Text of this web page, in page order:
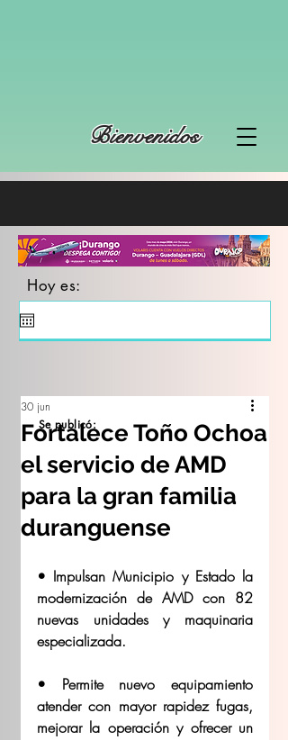
Bienvenidos
Hoy es:
Fortalece Toño Ochoa
el servicio de AMD
para la gran familia
duranguense
30 jun
• Impulsan Municipio y Estado la
modernización de AMD con 82
nuevas unidades y maquinaria
especializada.
• ⁠Permite nuevo equipamiento
atender con mayor rapidez fugas,
mejorar la operación y ofrecer un
Se publicó: